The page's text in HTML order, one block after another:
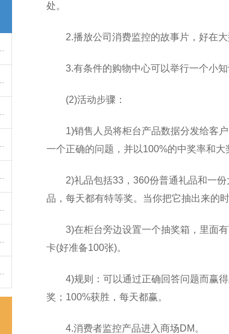
处。
2.播放公司消费监控的故事片，好在大
3.有条件的购物中心可以举行一个小知
(2)活动步骤：
1)销售人员将柜台产品数据分发给客
一个正确的问题，并以100%的中奖率和大
2)礼品包括33，360份普通礼品和一
品，每天都有特等奖。当你把它抽出来的
3)在柜台旁边设置一个抽奖箱，里面
卡(好准备100张)。
4)规则：可以通过正确回答问题而赢
奖；100%获胜，每天都赢。
4.消费者监控产品进入商场DM。